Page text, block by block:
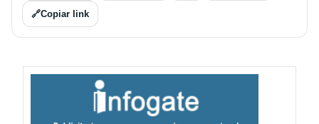
🔗Copiar link